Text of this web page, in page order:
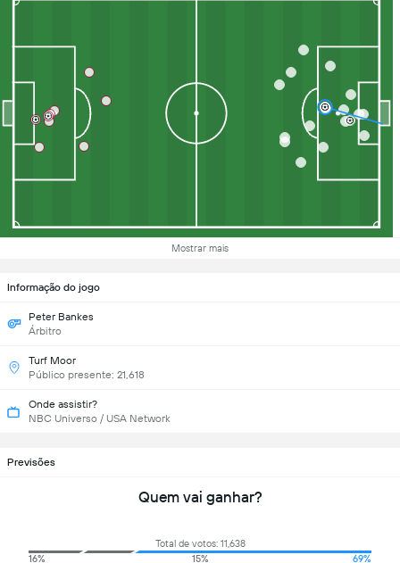
Mostrar mais
Informação do jogo
Peter Bankes
Árbitro
Turf Moor
Público presente: 21,618
Onde assistir?
NBC Universo / USA Network
Previsões
Quem vai ganhar?
Total de votos: 11,638
16%
15% 69%